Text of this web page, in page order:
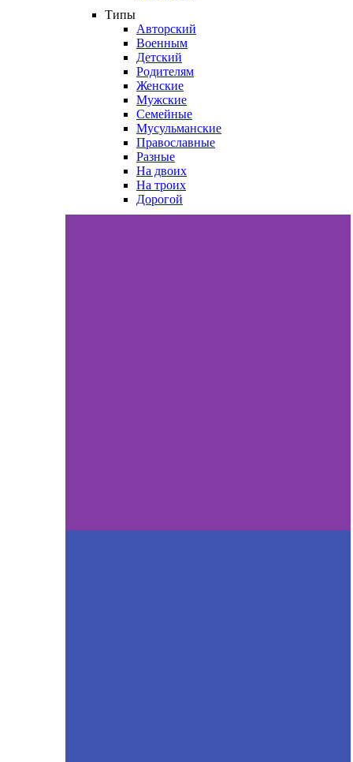
Типы
Авторский
Военным
Детский
Родителям
Женские
Мужские
Семейные
Мусульманские
Православные
Разные
На двоих
На троих
Дорогой